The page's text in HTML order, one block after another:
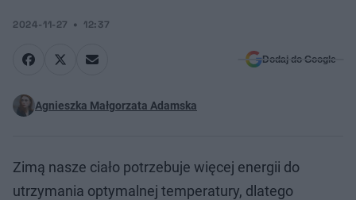
2024-11-27 12:37
Dodaj do Google
Agnieszka Małgorzata Adamska
Zimą nasze ciało potrzebuje więcej energii do
utrzymania optymalnej temperatury, dlatego